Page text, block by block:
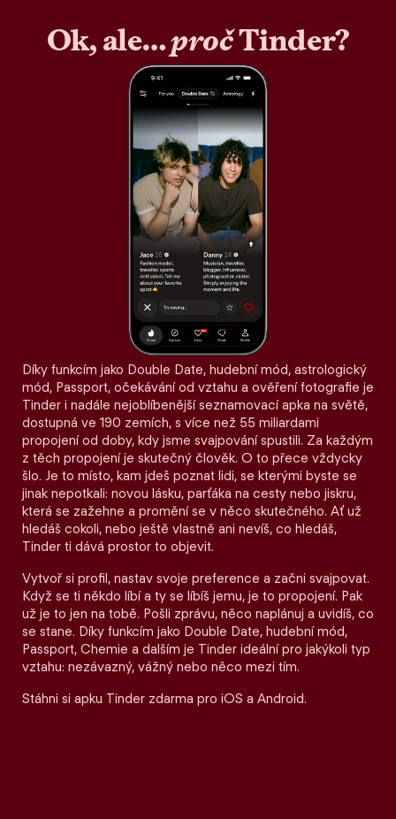
Ok, ale…pročTinder?
Díky funkcím jako Double Date, hudební mód, astrologický
mód, Passport, očekávání od vztahu a ověření fotografie je
Tinder i nadále nejoblíbenější seznamovací apka na světě,
dostupná ve 190 zemích, s více než 55 miliardami
propojení od doby, kdy jsme svajpování spustili. Za každým
z těch propojení je skutečný člověk. O to přece vždycky
šlo. Je to místo, kam jdeš poznat lidi, se kterými byste se
jinak nepotkali: novou lásku, parťáka na cesty nebo jiskru,
která se zažehne a promění se v něco skutečného. Ať už
hledáš cokoli, nebo ještě vlastně ani nevíš, co hledáš,
Tinder ti dává prostor to objevit.
Vytvoř si profil, nastav svoje preference a začni svajpovat.
Když se ti někdo líbí a ty se líbíš jemu, je to propojení. Pak
už je to jen na tobě. Pošli zprávu, něco naplánuj a uvidíš, co
se stane. Díky funkcím jako Double Date, hudební mód,
Passport, Chemie a dalším je Tinder ideální pro jakýkoli typ
vztahu: nezávazný, vážný nebo něco mezi tím.
Stáhni si apku Tinder zdarma pro iOS a Android.